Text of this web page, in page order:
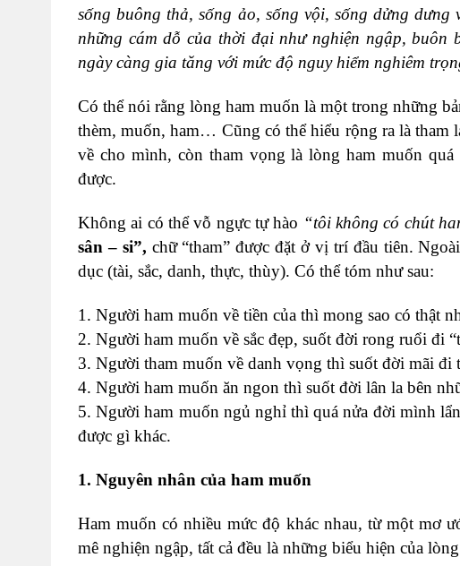
sống buông thả, sống ảo, sống vội, sống dửng
những cám dỗ của thời đại như nghiện ngập,
ngày càng gia tăng với mức độ nguy hiểm nghiêm
Có thể nói rằng lòng ham muốn là một trong những
thèm, muốn, ham… Cũng có thể hiểu rộng ra là
về cho mình, còn tham vọng là lòng ham muốn
được.
Không ai có thể vỗ ngực tự hào “tôi không có chút
sân – si”, chữ “tham” được đặt ở vị trí đầu tiên.
dục (tài, sắc, danh, thực, thùy). Có thể tóm như sau:
1. Người ham muốn về tiền của thì mong sao có thật
2. Người ham muốn về sắc đẹp, suốt đời rong ruổi đi
3. Người tham muốn về danh vọng thì suốt đời mãi đi
4. Người ham muốn ăn ngon thì suốt đời lân la bên
5. Người ham muốn ngủ nghỉ thì quá nửa đời mình
được gì khác.
1. Nguyên nhân của ham muốn
Ham muốn có nhiều mức độ khác nhau, từ một mơ
mê nghiện ngập, tất cả đều là những biểu hiện của